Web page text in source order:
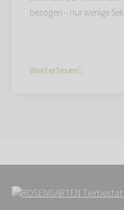
bezogen – nur wenige
Weiterlesen